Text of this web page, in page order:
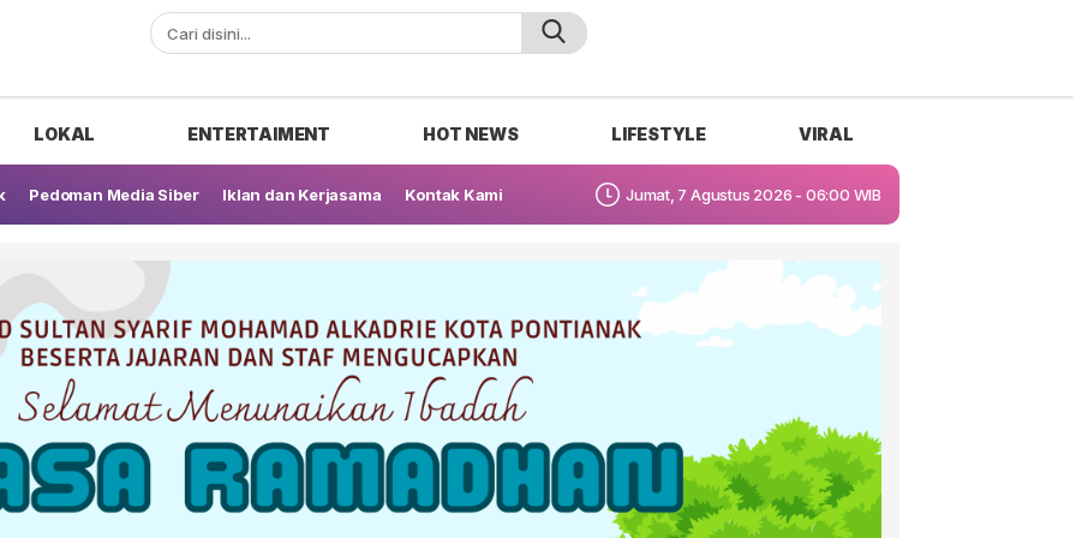
LOKAL ENTERTAIMENT HOT NEWS LIFESTYLE VIRAL
Pedoman Media Siber Iklan dan Kerjasama Kontak Kami Jumat, 7 Agustus 2026 - 06:00 WIB